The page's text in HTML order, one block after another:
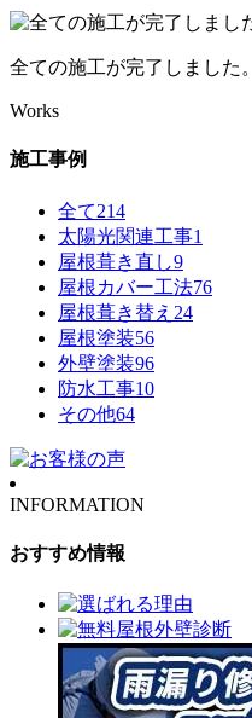
全ての施工が完了しました。
Works
施工事例
全て214
太陽光関連工事1
屋根葺き直し9
屋根カバー工法76
屋根葺き替え 24
屋根塗装56
外壁塗装96
防水工事10
その他64
INFORMATION
おすすめ情報